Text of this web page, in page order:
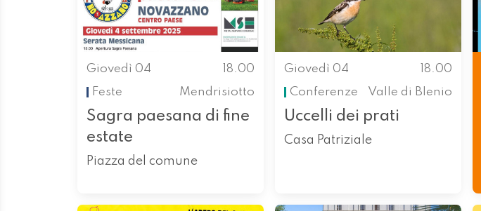
Giovedì 04
18.00
Feste
Mendrisiotto
Sagra paesana di fine
estate
Piazza del comune
Giovedì 04
18.00
Conferenze
Valle di Blenio
Uccelli dei prati
Casa Patriziale